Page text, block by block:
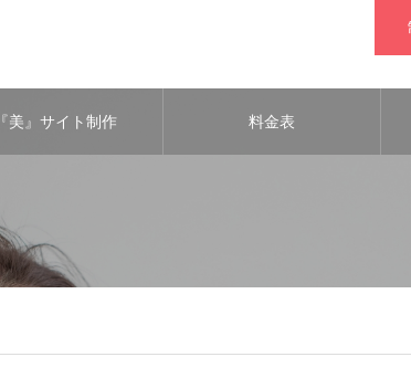
『美』サイト制作 料金表